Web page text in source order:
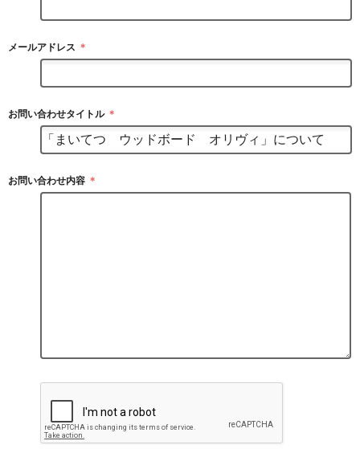
メールアドレス ＊
お問い合わせタイトル ＊
お問い合わせ内容 ＊